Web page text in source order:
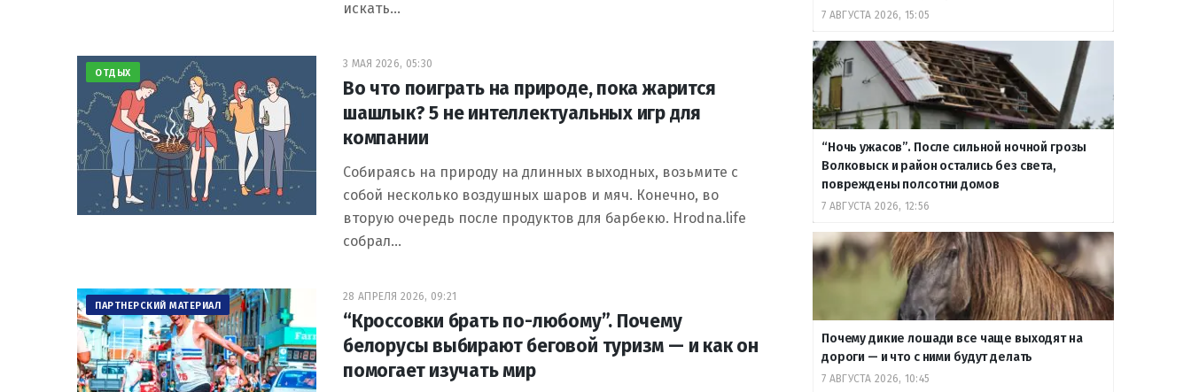
искать…
ОТДЫХ
3 МАЯ 2026, 05:30
Во что поиграть на природе, пока жарится
шашлык? 5 не интеллектуальных игр для
компании
Собираясь на природу на длинных выходных, возьмите с
собой несколько воздушных шаров и мяч. Конечно, во
вторую очередь после продуктов для барбекю. Hrodna.life
собрал…
ПАРТНЕРСКИЙ МАТЕРИАЛ
28 АПРЕЛЯ 2026, 09:21
“Кроссовки брать по-любому”. Почему
белорусы выбирают беговой туризм — и как он
помогает изучать мир
7 АВГУСТА 2026, 15:05
“Ночь ужасов”. После сильной ночной грозы
Волковыск и район остались без света,
повреждены полсотни домов
7 АВГУСТА 2026, 12:56
Почему дикие лошади все чаще выходят на
дороги — и что с ними будут делать
7 АВГУСТА 2026, 10:45